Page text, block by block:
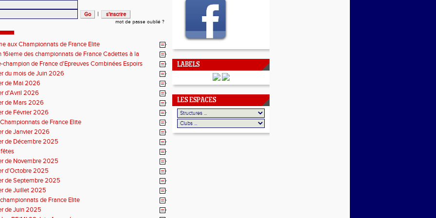
|
mot de passe oublié ?
aux Championnats de France Elite
16ieme des championnats de France Cadettes à la
champion de France d'Epreuves Combinées Espoirs
du mois de Juin 2026
de Mai 2026
d'Avril 2026
de Mars 2026
de Février 2026
de France Elite
de Janvier 2026
de Décembre 2025
de Novembre 2025
d'Octobre 2025
de Septembre 2025
de Juillet 2025
de France Elite
de Juin 2025
LABELS
LES ESPACES